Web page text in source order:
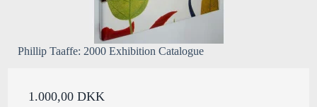
Phillip Taaffe: 2000 Exhibition Catalogue
1.000,00 DKK